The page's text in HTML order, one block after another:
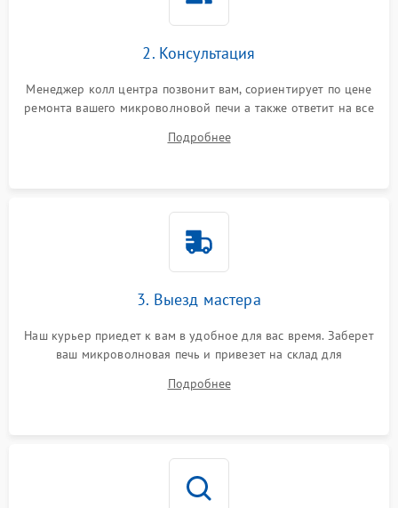
2. Консультация
Менеджер колл центра позвонит вам, сориентирует по цене
ремонта вашего микроволновой печи а также ответит на все
Подробнее
3. Выезд мастера
Наш курьер приедет к вам в удобное для вас время. Заберет
ваш микроволновая печь и привезет на склад для
Подробнее